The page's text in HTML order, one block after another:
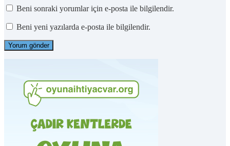
Beni sonraki yorumlar için e-posta ile bilgilendir.
Beni yeni yazılarda e-posta ile bilgilendir.